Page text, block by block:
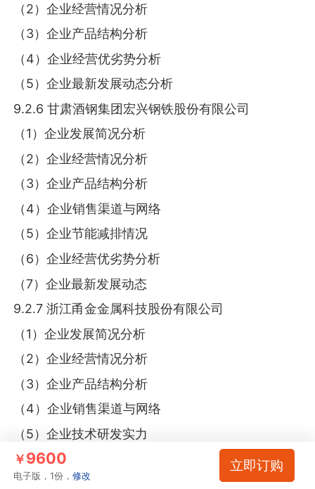
（2）企业经营情况分析
（3）企业产品结构分析
（4）企业经营优劣势分析
（5）企业最新发展动态分析
9.2.6 甘肃酒钢集团宏兴钢铁股份有限公司
（1）企业发展简况分析
（2）企业经营情况分析
（3）企业产品结构分析
（4）企业销售渠道与网络
（5）企业节能减排情况
（6）企业经营优劣势分析
（7）企业最新发展动态
9.2.7 浙江甬金金属科技股份有限公司
（1）企业发展简况分析
（2）企业经营情况分析
（3）企业产品结构分析
（4）企业销售渠道与网络
（5）企业技术研发实力
（6）企业经营优劣势分析
（7）企业最新发展动态
￥9600
电子版，1份，修改
立即订购